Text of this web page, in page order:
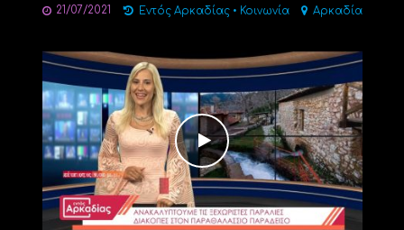
21/07/2021 Εντός Αρκαδίας • Κοινωνία Αρκαδία